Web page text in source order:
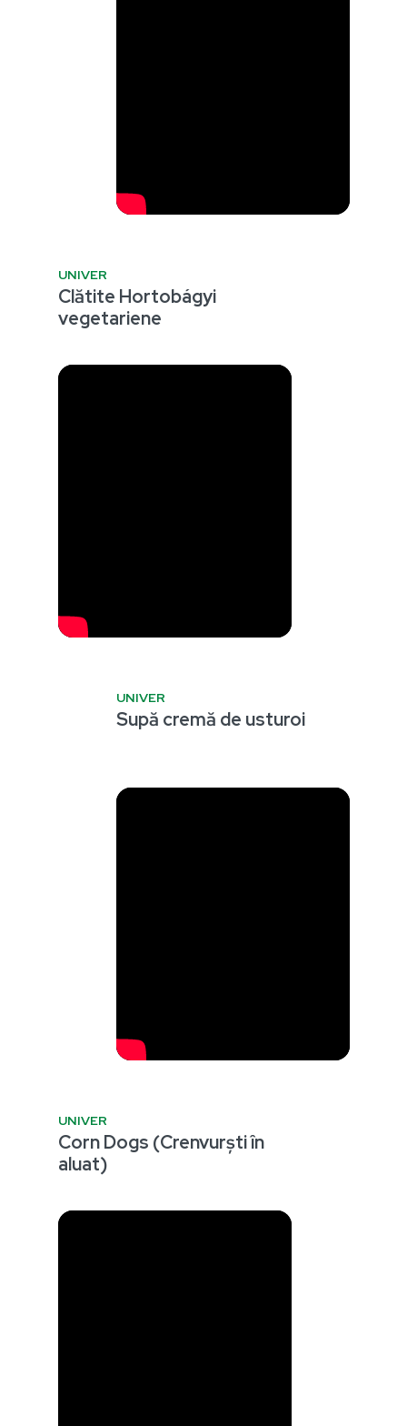
UNIVER
Clătite Hortobágyi
vegetariene
UNIVER
Supă cremă de usturoi
UNIVER
Corn Dogs (Crenvurști în
aluat)